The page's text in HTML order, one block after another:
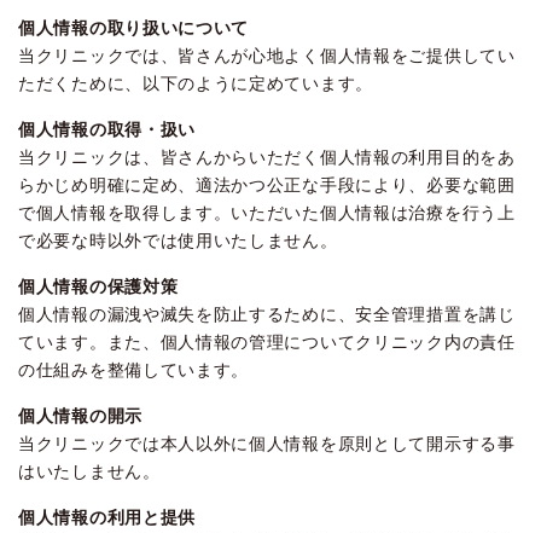
個人情報の取り扱いについて
当クリニックでは、皆さんが心地よく個人情報をご提供してい
ただくために、以下のように定めています。
個人情報の取得・扱い
当クリニックは、皆さんからいただく個人情報の利用目的をあ
らかじめ明確に定め、適法かつ公正な手段により、必要な範囲
で個人情報を取得します。いただいた個人情報は治療を行う上
で必要な時以外では使用いたしません。
個人情報の保護対策
個人情報の漏洩や滅失を防止するために、安全管理措置を講じ
ています。また、個人情報の管理についてクリニック内の責任
の仕組みを整備しています。
個人情報の開示
当クリニックでは本人以外に個人情報を原則として開示する事
はいたしません。
個人情報の利用と提供